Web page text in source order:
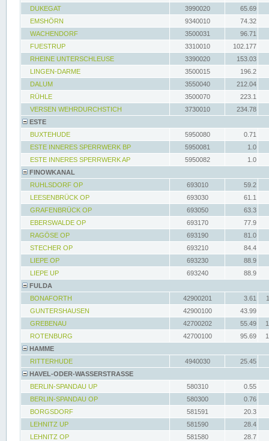
DUKEGAT
3990020
65.69
EMSHÖRN
9340010
74.32
WACHENDORF
3500031
96.71
FUESTRUP
3310010
102.177
RHEINE UNTERSCHLEUSE
3390020
153.03
LINGEN-DARME
3500015
196.2
DALUM
3550040
212.04
RÜHLE
3500070
223.1
VERSEN WEHRDURCHSTICH
3730010
234.78
ESTE
BUXTEHUDE
5950080
0.71
ESTE INNERES SPERRWERK BP
5950081
1.0
ESTE INNERES SPERRWERK AP
5950082
1.0
FINOWKANAL
RUHLSDORF OP
693010
59.2
LEESENBRÜCK OP
693030
61.1
GRAFENBRÜCK OP
693050
63.3
EBERSWALDE OP
693170
77.9
RAGÖSE OP
693190
81.0
STECHER OP
693210
84.4
LIEPE OP
693230
88.9
LIEPE UP
693240
88.9
FULDA
BONAFORTH
42900201 3.61
GUNTERSHAUSEN
42900100
43.99
GREBENAU
42700202 55.49
ROTENBURG
42700100 95.69
HAMME
RITTERHUDE
4940030
25.45
HAVEL-ODER-WASSERSTRASSE
BERLIN-SPANDAU UP
580310
0.55
BERLIN-SPANDAU OP
580300
0.76
BORGSDORF
581591
20.3
LEHNITZ UP
581590
28.4
LEHNITZ OP
581580
28.7